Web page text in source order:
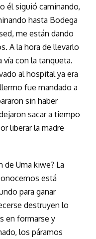
él siguió caminando,
hasta Bodega
me están dando
A la hora de llevarlo
vía con la tanqueta.
al hospital ya era
fue mandado a
sin haber
sacar a tiempo
liberar la madre
de Uma kiwe? La
está
para ganar
destruyen lo
en formarse y
los páramos